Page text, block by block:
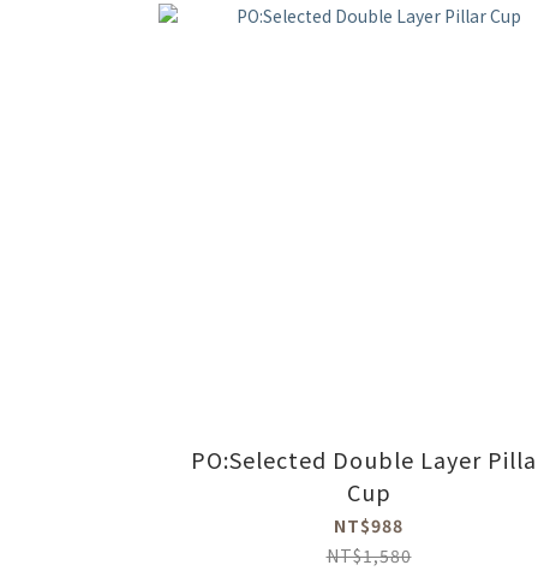
PO:Selected Double Layer
Cup
NT$988
NT$1,580